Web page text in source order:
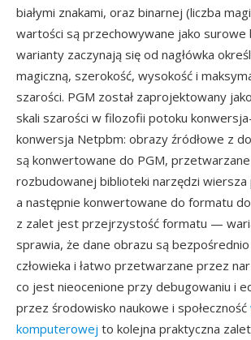
białymi znakami, oraz binarnej (liczba
wartości są przechowywane jako surowe
warianty zaczynają się od nagłówka
magiczną, szerokość, wysokość i
szarości. PGM został zaprojektowany
skali szarości w filozofii potoku
konwersja Netpbm: obrazy źródłowe z
są konwertowane do PGM,
rozbudowanej biblioteki narzędzi
a następnie konwertowane do formatu
z zalet jest przejrzystość formatu —
sprawia, że dane obrazu są
człowieka i łatwo przetwarzane przez
co jest nieocenione przy debugowaniu i
przez środowisko naukowe i społeczność
komputerowej to kolejna praktyczna